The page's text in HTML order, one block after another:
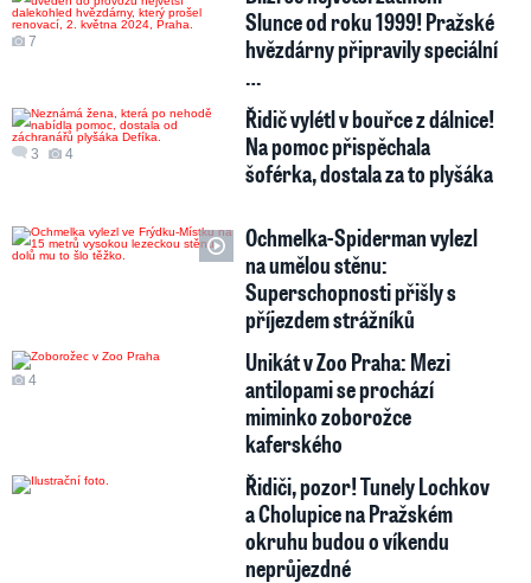
7
Slunce od roku 1999! Pražské
hvězdárny připravily speciální
…
3 4
Řidič vylétl v bouřce z dálnice!
Na pomoc přispěchala
šoférka, dostala za to plyšáka
Ochmelka-Spiderman vylezl
na umělou stěnu:
Superschopnosti přišly s
příjezdem strážníků
4
Unikát v Zoo Praha: Mezi
antilopami se prochází
miminko zoborožce
kaferského
Řidiči, pozor! Tunely Lochkov
a Cholupice na Pražském
okruhu budou o víkendu
neprůjezdné